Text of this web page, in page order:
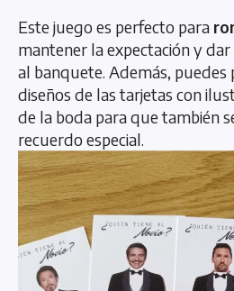
Este juego es perfecto para
mantener la expectación y
al banquete. Además, puedes
diseños de las tarjetas con
de la boda para que también
recuerdo especial.